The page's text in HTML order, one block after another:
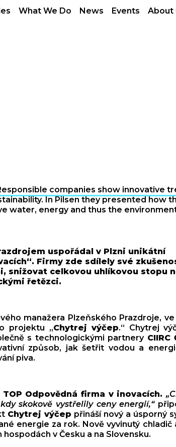
What We Do News Events About
uspořádal v Plzni unikátní
Firmy zde sdílely své
snižovat celkovou uhlíkovou stopu
řetězci.
manažera Plzeňského Prazdroje,
projektu „Chytrej výčep.“ Chytrej
s technologickými partnery CIIRC
způsob, jak šetřit vodou a
piva.
TOP Odpovědná firma v inovacích.
skokově vystřelily ceny energií,“
Chytrej výčep přináší nový a úsporný
energie za rok. Nově vyvinutý chladič
v Česku a na Slovensku.